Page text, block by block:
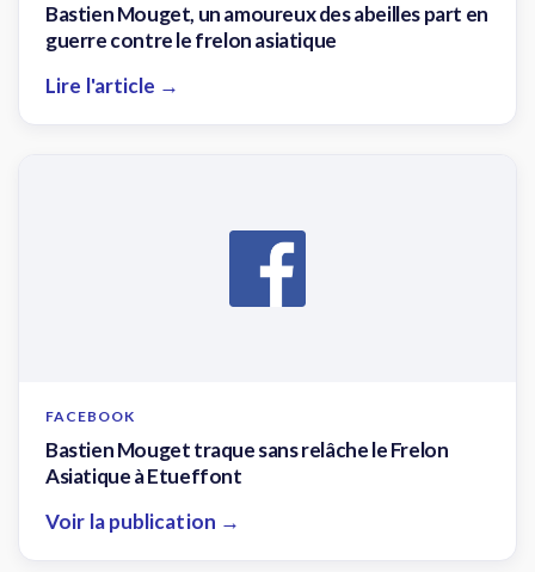
Bastien Mouget, un amoureux des abeilles part en
guerre contre le frelon asiatique
Lire l'article →
FACEBOOK
Bastien Mouget traque sans relâche le Frelon
Asiatique à Etueffont
Voir la publication →